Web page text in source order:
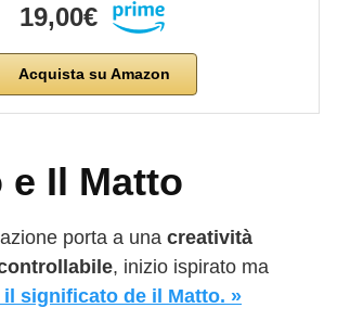
19,00€
Acquista su Amazon
e Il Matto
porta a una creatività
, inizio ispirato ma
significato de il Matto. »